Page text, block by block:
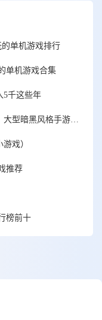
的单机游戏排行
单机游戏合集
5千这些年
戏）
推荐
榜前十